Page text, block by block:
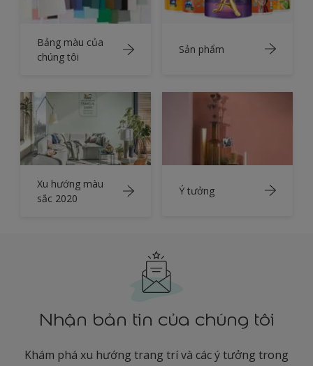
Bảng màu của
chúng tôi
Sản phẩm
Xu hướng màu
sắc 2020
Ý tưởng
Nhận bản tin của chúng tôi
Khám phá xu hướng trang trí và các ý tưởng trong